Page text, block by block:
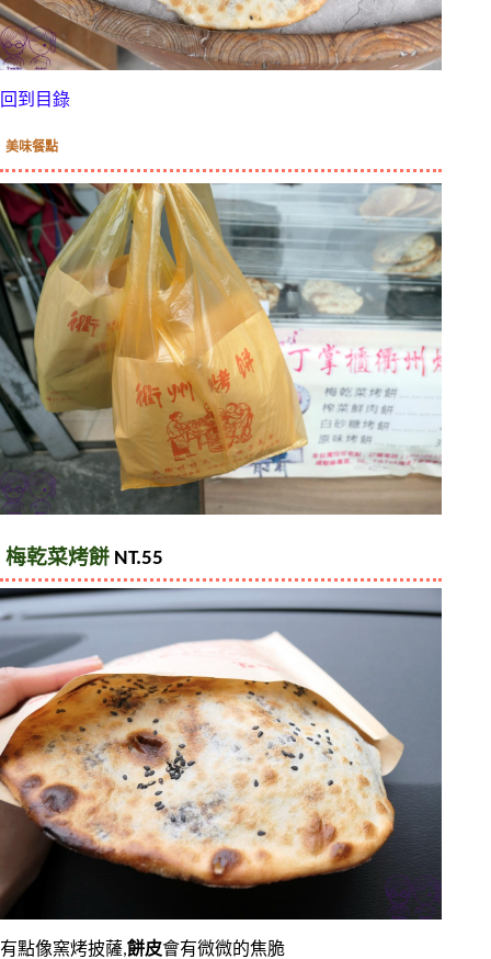
回到目錄
美味餐點
梅乾菜烤餅 NT.55
有點像窯烤披薩,餅皮會有微微的焦脆